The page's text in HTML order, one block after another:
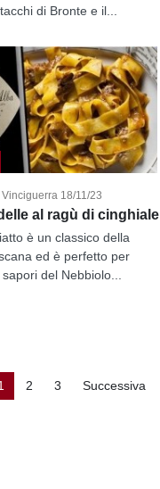
di Bronte e il...
18/11/23
al ragù di cinghiale
è un classico della
ed è perfetto per
del Nebbiolo...
2 3 Successiva